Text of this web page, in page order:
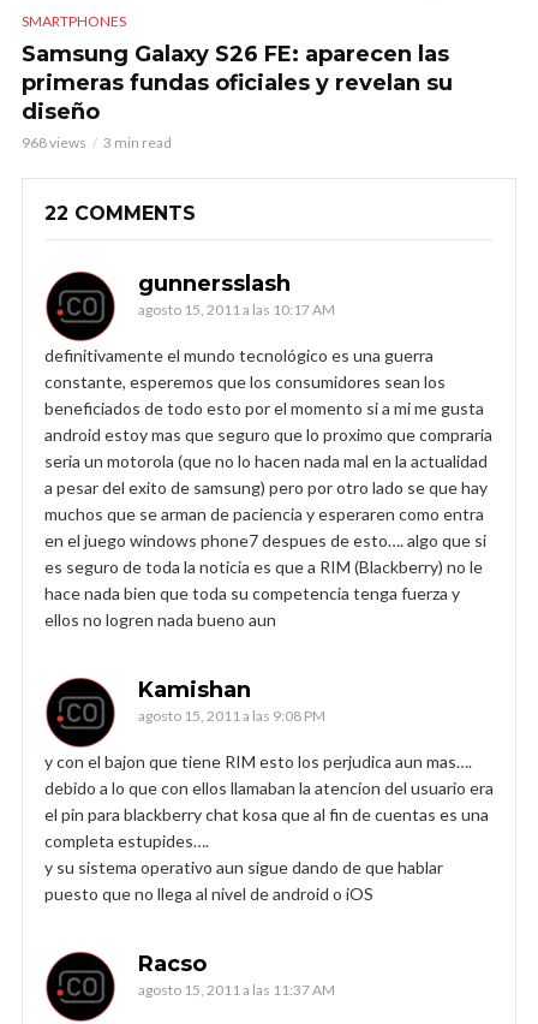
SMARTPHONES
Samsung Galaxy S26 FE: aparecen las
primeras fundas oficiales y revelan su
diseño
968 views 3 min read
22 COMMENTS
gunnersslash
agosto 15, 2011 a las 10:17 AM
definitivamente el mundo tecnológico es una guerra
constante, esperemos que los consumidores sean los
beneficiados de todo esto por el momento si a mi me gusta
android estoy mas que seguro que lo proximo que compraria
seria un motorola (que no lo hacen nada mal en la actualidad
a pesar del exito de samsung) pero por otro lado se que hay
muchos que se arman de paciencia y esperaren como entra
en el juego windows phone7 despues de esto…. algo que si
es seguro de toda la noticia es que a RIM (Blackberry) no le
hace nada bien que toda su competencia tenga fuerza y
ellos no logren nada bueno aun
Kamishan
agosto 15, 2011 a las 9:08 PM
y con el bajon que tiene RIM esto los perjudica aun mas….
debido a lo que con ellos llamaban la atencion del usuario era
el pin para blackberry chat kosa que al fin de cuentas es una
completa estupides….
y su sistema operativo aun sigue dando de que hablar
puesto que no llega al nivel de android o iOS
Racso
agosto 15, 2011 a las 11:37 AM